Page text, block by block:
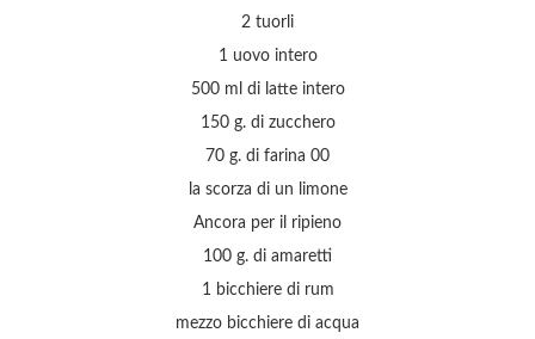
2 tuorli
1 uovo intero
500 ml di latte intero
150 g. di zucchero
70 g. di farina 00
la scorza di un limone
Ancora per il ripieno
100 g. di amaretti
1 bicchiere di rum
mezzo bicchiere di acqua